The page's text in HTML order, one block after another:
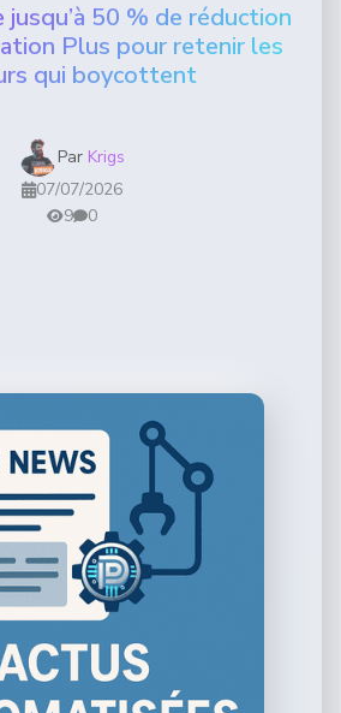
50 % de réduction
Plus pour retenir les
qui boycottent
Par Krigs
07/07/2026
9
0